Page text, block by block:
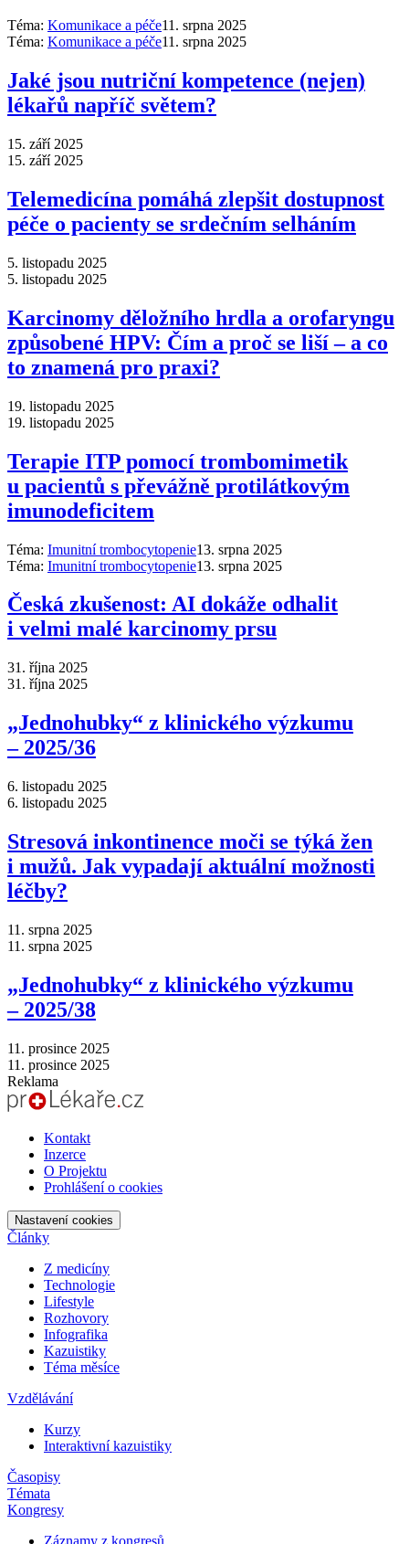
Téma: Komunikace a péče11. srpna 2025
Téma: Komunikace a péče11. srpna 2025
Jaké jsou nutriční kompetence (nejen)
lékařů napříč světem?
15. září 2025
15. září 2025
Telemedicína pomáhá zlepšit dostupnost
péče o pacienty se srdečním selháním
5. listopadu 2025
5. listopadu 2025
Karcinomy děložního hrdla a orofaryngu
způsobené HPV: Čím a proč se liší –⁠ a co
to znamená pro praxi?
19. listopadu 2025
19. listopadu 2025
Terapie ITP pomocí trombomimetik
u pacientů s převážně protilátkovým
imunodeficitem
Téma: Imunitní trombocytopenie13. srpna 2025
Téma: Imunitní trombocytopenie13. srpna 2025
Česká zkušenost: AI dokáže odhalit
i velmi malé karcinomy prsu
31. října 2025
31. října 2025
„Jednohubky“ z klinického výzkumu
–⁠ 2025/36
6. listopadu 2025
6. listopadu 2025
Stresová inkontinence moči se týká žen
i mužů. Jak vypadají aktuální možnosti
léčby?
11. srpna 2025
11. srpna 2025
„Jednohubky“ z klinického výzkumu
–⁠ 2025/38
11. prosince 2025
11. prosince 2025
Reklama
Kontakt
Inzerce
O Projektu
Prohlášení o cookies
Nastavení cookies
Články
Z medicíny
Technologie
Lifestyle
Rozhovory
Infografika
Kazuistiky
Téma měsíce
Vzdělávání
Kurzy
Interaktivní kazuistiky
Časopisy
Témata
Kongresy
Záznamy z kongresů